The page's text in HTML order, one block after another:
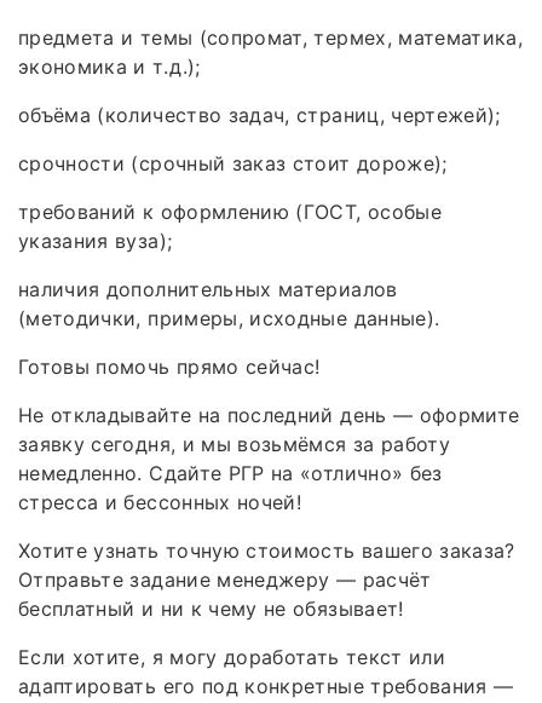
предмета и темы (сопромат, термех, математика,
экономика и т. д.);
объёма (количество задач, страниц, чертежей);
срочности (срочный заказ стоит дороже);
требований к оформлению (ГОСТ, особые
указания вуза);
наличия дополнительных материалов
(методички, примеры, исходные данные).
Готовы помочь прямо сейчас!
Не откладывайте на последний день — оформите
заявку сегодня, и мы возьмёмся за работу
немедленно. Сдайте РГР на «отлично» без
стресса и бессонных ночей!
Хотите узнать точную стоимость вашего заказа?
Отправьте задание менеджеру — расчёт
бесплатный и ни к чему не обязывает!
Если хотите, я могу доработать текст или
адаптировать его под конкретные требования —